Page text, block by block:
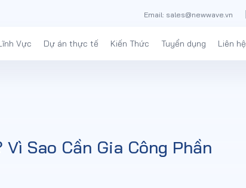
Email: sales@newwave.vn
Vực Dự án thực tế Kiến Thức Tuyển dụng Liên hệ
Sao Cần Gia Công Phần